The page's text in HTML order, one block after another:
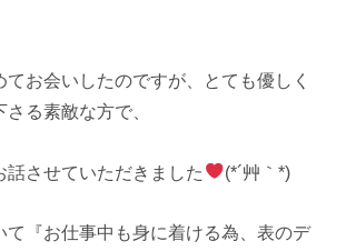
てお会いしたのですが、とても優しく
る素敵な方で、
話させていただきました (*´艸｀*)
て『お仕事中も身に着ける為、表のデ